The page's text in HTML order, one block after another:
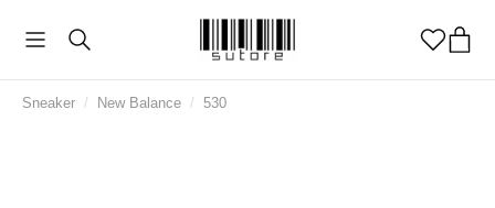
Sneaker / New Balance / 530